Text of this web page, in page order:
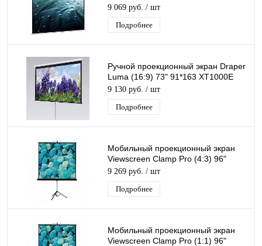
MW
9 069 руб. / шт
Подробнее
Ручной проекционный экран Draper
Luma (16:9) 73" 91*163 XT1000E
ebd:12''
9 130 руб. / шт
Подробнее
Мобильный проекционный экран
Viewscreen Clamp Pro (4:3) 96"
203*153 MW
9 269 руб. / шт
Подробнее
Мобильный проекционный экран
Viewscreen Clamp Pro (1:1) 96"